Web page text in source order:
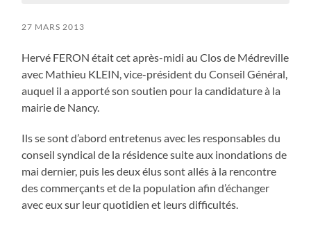
27 MARS 2013
Hervé FERON était cet après-midi au Clos de Médreville
avec Mathieu KLEIN, vice-président du Conseil Général,
auquel il a apporté son soutien pour la candidature à la
mairie de Nancy.
Ils se sont d’abord entretenus avec les responsables du
conseil syndical de la résidence suite aux inondations de
mai dernier, puis les deux élus sont allés à la rencontre
des commerçants et de la population afin d’échanger
avec eux sur leur quotidien et leurs difficultés.